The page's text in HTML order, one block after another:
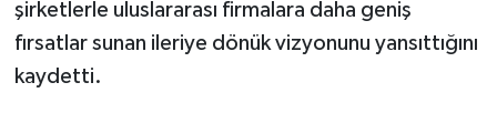
şirketlerle uluslararası firmalara daha geniş
fırsatlar sunan ileriye dönük vizyonunu yansıttığını
kaydetti.